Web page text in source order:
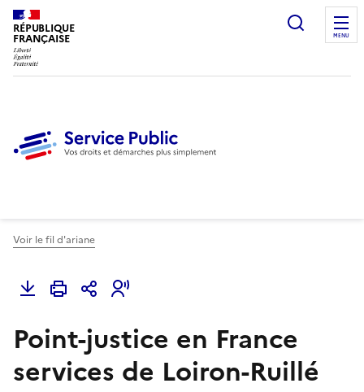
RÉPUBLIQUE
FRANÇAISE
Ouvrir
MENU
Voir le fil d'ariane
Point-justice en France
services de Loiron-Ruillé